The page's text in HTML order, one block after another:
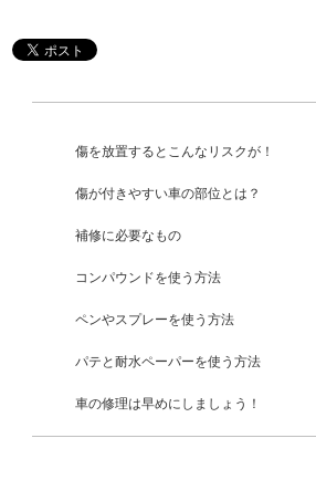
傷を放置するとこんなリスクが！
傷が付きやすい車の部位とは？
補修に必要なもの
コンパウンドを使う方法
ペンやスプレーを使う方法
パテと耐水ペーパーを使う方法
車の修理は早めにしましょう！